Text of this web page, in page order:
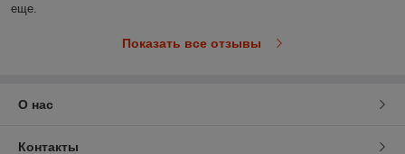
еще.
Показать все отзывы
О нас
Контакты